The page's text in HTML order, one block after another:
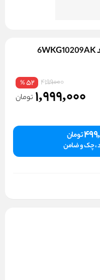
4199000
52
%
1,999,000 تومان
تومان
، چک و ضامن